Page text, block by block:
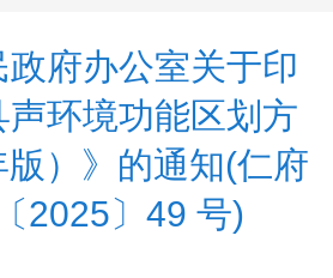
府办公室关于印
环境功能区划方
）》的通知(仁府
2025〕49 号)